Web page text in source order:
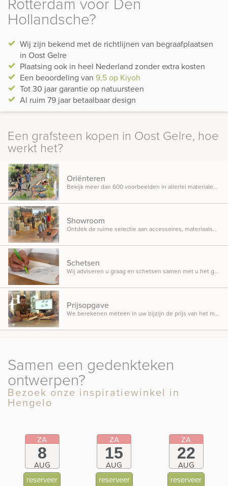
Hollandsche?
Wij zijn bekend met de richtlijnen van begraafplaatsen
in Oost Gelre
Plaatsing ook in heel Nederland zonder extra kosten
Een beoordeling van 9,5 op Kiyoh
Tot 30 jaar garantie op natuursteen
Al ruim 79 jaar betaalbaar design
Een grafsteen kopen in Oost Gelre, hoe
werkt het?
Oriënteren
Bekijk meer dan 600 voorbeelden in allerlei materialen, ontwerpen en designs opgesteld in onze inspiratietuin.
Showroom
Ontdek de ruime selectie aan accessoires, materiaalsoorten en beletteringsmogelijkheden.
Schetsen
Wij adviseren u graag en schetsen samen met u het gedenkteken dat u in gedachten heeft.
Prijsopgave
We berekenen meteen in uw bijzijn de prijs van het monument, zodat u weet waar u aan toe bent.
Samen een gedenkteken
ontwerpen?
Bezoek onze inspiratiewinkel in
Hengelo
ZA
8
AUG
reserveer
ZA
15
AUG
reserveer
ZA
22
AUG
reserveer